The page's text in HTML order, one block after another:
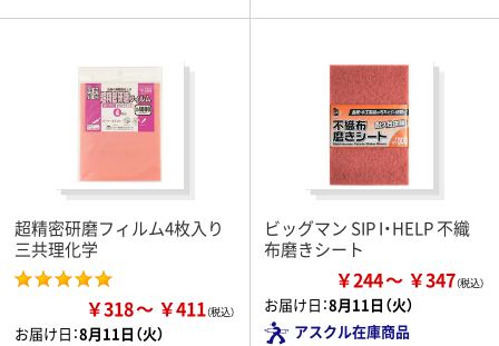
超精密研磨フィルム4枚入り
三共理化学
￥318 ￥411
お届け日：8月11日（火）
ビッグマン SIP I・HELP 不織
布磨きシート
￥244 ￥347
お届け日：8月11日（火）
アスクル在庫商品